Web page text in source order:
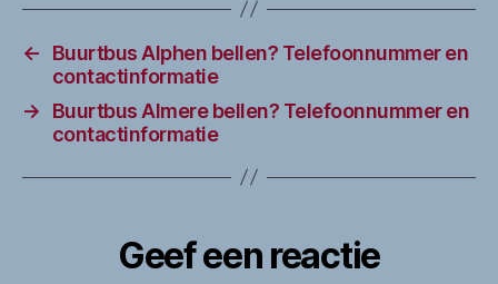
←
Buurtbus Alphen bellen? Telefoonnummer en
contactinformatie
→
Buurtbus Almere bellen? Telefoonnummer en
contactinformatie
Geef een reactie